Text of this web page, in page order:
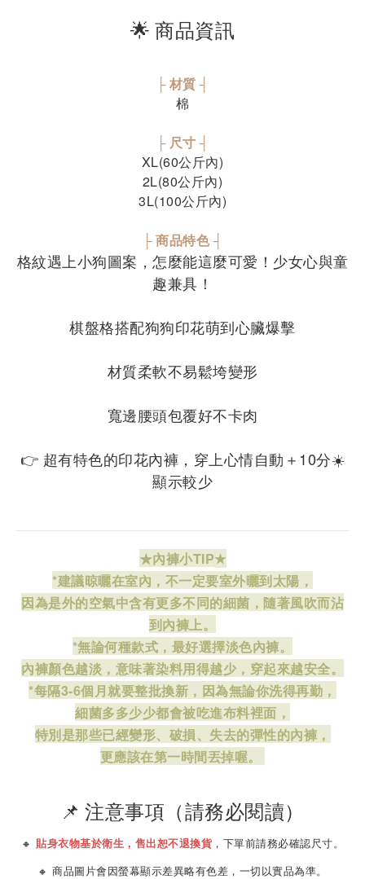
🌟 商品資訊
├ 材質 ┤
棉
├ 尺寸 ┤
XL(60公斤內)
2L(80公斤內)
3L(100公斤內)
├ 商品特色 ┤
格紋遇上小狗圖案，怎麼能這麼可愛！少女心與童
趣兼具！
棋盤格搭配狗狗印花萌到心臟爆擊
材質柔軟不易鬆垮變形
寬邊腰頭包覆好不卡肉
👉 超有特色的印花內褲，穿上心情自動＋10分☀️
顯示較少
★內褲小TIP★
*建議晾曬在室內，不一定要室外曬到太陽，
因為是外的空氣中含有更多不同的細菌，隨著風吹而沾
到內褲上。
*無論何種款式，最好選擇淡色內褲。
內褲顏色越淡，意味著染料用得越少，穿起來越安全。
*每隔3-6個月就要整批換新，因為無論你洗得再勤，
細菌多多少少都會被吃進布料裡面，
特別是那些已經變形、破損、失去的彈性的內褲，
更應該在第一時間丟掉喔。
📌 注意事項（請務必閱讀）
🔸 貼身衣物基於衛生，售出恕不退換貨 ，下單前請務必確認尺寸。
🔸 商品圖片會因螢幕顯示差異略有色差，一切以實品為準。